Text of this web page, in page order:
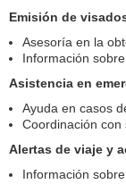
Emisión de
Asesoría en la
Información
Asistencia en
Ayuda en casos
Coordinación con
Alertas de viaje y
Información